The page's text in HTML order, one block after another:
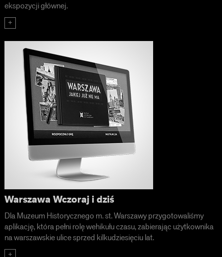
ekspozycji głównej.
Warszawa Wczoraj i dziś
Dla Muzeum Historycznego m. st. Warszawy przygotowaliśmy
aplikację, która pełni rolę wehikułu czasu, zabierając użytkownika
na warszawskie ulice sprzed kilkudziesięciu lat.